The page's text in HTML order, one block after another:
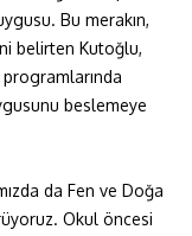
Bu merakın,
belirten Kutoğlu,
beslemeye
da Fen ve Doğa
Okul öncesi